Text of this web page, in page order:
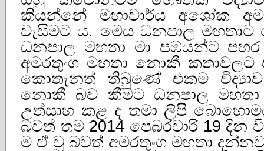
කියන්නේ මහාචාර්ය අශෝක
වැසිමට ය. මෙය ධනපාල
ධනපාල මහතා මා පඹයන්ට
අමරතුංග මහතා නොකී
කොතැනත් තිබුණේ එකම විද්‍යාව
නොකී බව කීමට ධනපාල මහතා
උත්සාහ කළ ද තමා ලිපි
බවත් තම 2014 පෙබරවාරි 19 දින
ම ඒ වූ බවත් අමරතුංග මහතා